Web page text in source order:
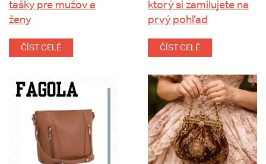
tašky pre mužov a
ženy
ČÍST CELÉ
ktorý si zamilujete na
prvý pohľad
ČÍST CELÉ